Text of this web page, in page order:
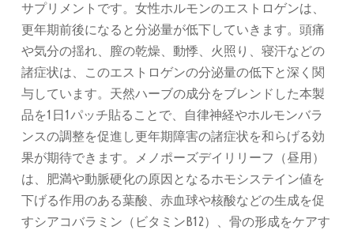
サプリメントです。女性ホルモンのエストロゲンは、
更年期前後になると分泌量が低下していきます。頭痛
や気分の揺れ、膣の乾燥、動悸、火照り、寝汗などの
諸症状は、このエストロゲンの分泌量の低下と深く関
与しています。天然ハーブの成分をブレンドした本製
品を1日1パッチ貼ることで、自律神経やホルモンバラ
ンスの調整を促進し更年期障害の諸症状を和らげる効
果が期待できます。メノポーズデイリリーフ（昼用）
は、肥満や動脈硬化の原因となるホモシステイン値を
下げる作用のある葉酸、赤血球や核酸などの生成を促
すシアコバラミン（ビタミンB12）、骨の形成をケアす